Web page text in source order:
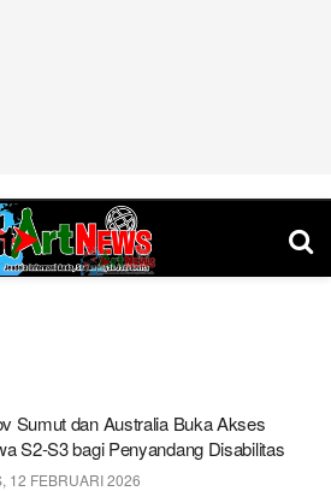
Sumut dan Australia Buka Akses
S2-S3 bagi Penyandang Disabilitas
12 FEBRUARI 2026